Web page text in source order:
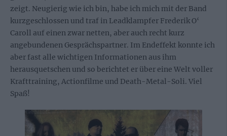
zeigt. Neugierig wie ich bin, habe ich mich mit der Band
kurzgeschlossen und traf in Leadklampfer Frederik O‘
Caroll auf einen zwar netten, aber auch recht kurz
angebundenen Gesprächspartner. Im Endeffekt konnte ich
aber fast alle wichtigen Informationen aus ihm
herausquetschen und so berichtet er über eine Welt voller
Krafttraining, Actionfilme und Death-Metal-Soli. Viel
Spaß!